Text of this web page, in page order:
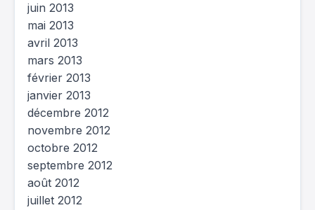
juin 2013
mai 2013
avril 2013
mars 2013
février 2013
janvier 2013
décembre 2012
novembre 2012
octobre 2012
septembre 2012
août 2012
juillet 2012